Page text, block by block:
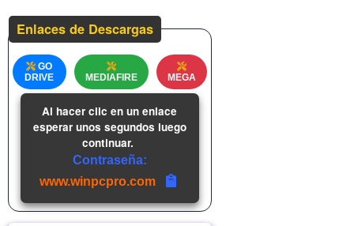
Enlaces de Descargas
GO
DRIVE
MEDIAFIRE MEGA
Al hacer clic en un enlace
esperar unos segundos luego
continuar.
Contraseña:
www.winpcpro.com